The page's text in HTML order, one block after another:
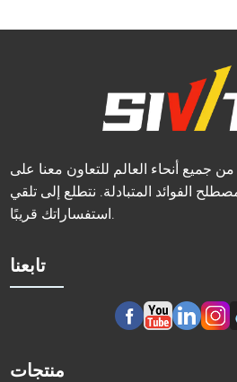
جميع أنحاء العالم للتعاون معنا على
الفوائد المتبادلة. نتطلع إلى تلقي
استفساراتك قريبًا.
تابعنا
منتجات